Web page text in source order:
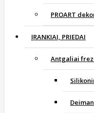
PROART
ĮRANKIAI, PRIEDAI
Antgaliai